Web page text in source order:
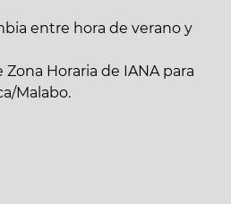
entre hora de verano y
Horaria de IANA para
Malabo.